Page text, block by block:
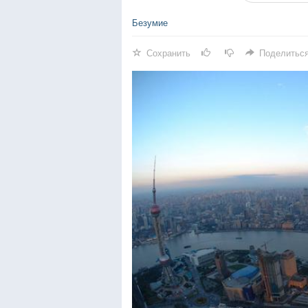
Безумие
Сохранить